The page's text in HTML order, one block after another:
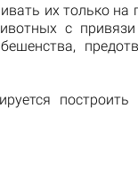
их только на
с